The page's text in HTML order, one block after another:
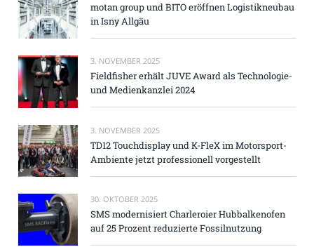
motan group und BITO eröffnen Logistikneubau
in Isny Allgäu
3. NOVEMBER 2025
Fieldfisher erhält JUVE Award als Technologie-
und Medienkanzlei 2024
3. NOVEMBER 2025
TD12 Touchdisplay und K-FleX im Motorsport-
Ambiente jetzt professionell vorgestellt
30. OKTOBER 2025
SMS modernisiert Charleroier Hubbalkenofen
auf 25 Prozent reduzierte Fossilnutzung